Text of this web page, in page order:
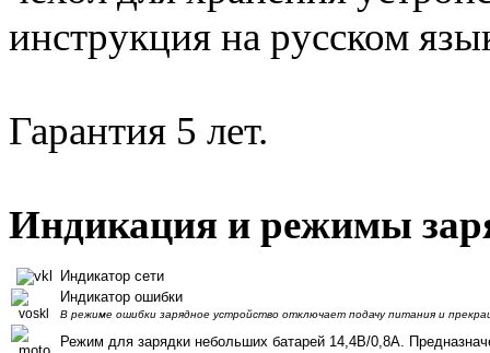
инструкция на русском
Гарантия 5 лет.
Индикация и режимы
Индикатор сети
Индикатор ошибки
В режиме ошибки зарядное устройство отключает подачу питания и
Режим для зарядки небольших батарей 14,4В/0,8А.